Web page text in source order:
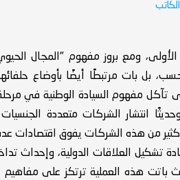
الأولى، ومع بروز مفهوم "المجال
بل بات مرتبطًا أيضًا بأوضاع
تآكل مفهوم السيادة الوطنية في
وحديثًا انتشار الشركات متعددة
كثير من هذه الشركات يفوق اقتصادات
تشكيل العلاقات الدولية، وإحداث
هذه العملية ترتكز على مفاهيم